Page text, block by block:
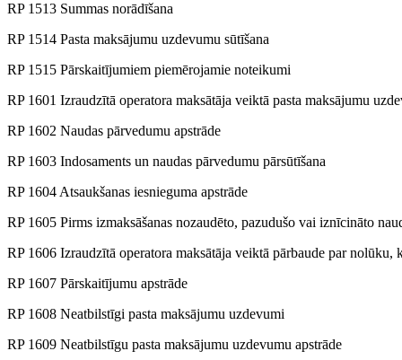
RP 1513 Summas norādīšana
RP 1514 Pasta maksājumu uzdevumu sūtīšana
RP 1515 Pārskaitījumiem piemērojamie noteikumi
RP 1601 Izraudzītā operatora maksātāja veiktā pasta maksājumu
RP 1602 Naudas pārvedumu apstrāde
RP 1603 Indosaments un naudas pārvedumu pārsūtīšana
RP 1604 Atsaukšanas iesnieguma apstrāde
RP 1605 Pirms izmaksāšanas nozaudēto, pazudušo vai iznīcināto
RP 1606 Izraudzītā operatora maksātāja veiktā pārbaude par
RP 1607 Pārskaitījumu apstrāde
RP 1608 Neatbilstīgi pasta maksājumu uzdevumi
RP 1609 Neatbilstīgu pasta maksājumu uzdevumu apstrāde